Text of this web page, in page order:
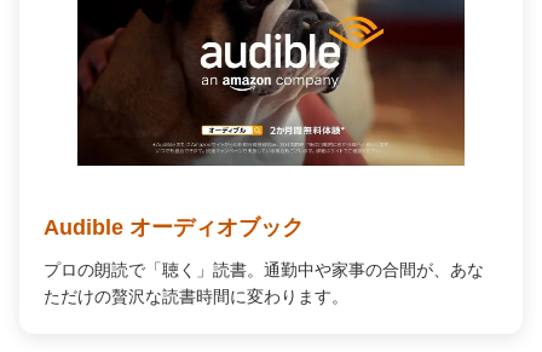
Amazon Music Unlimited
何百万もの曲が自由に聴ける。広告なし、オフライン再生
対応で、あなたの毎日を高音質の音楽で彩ります。